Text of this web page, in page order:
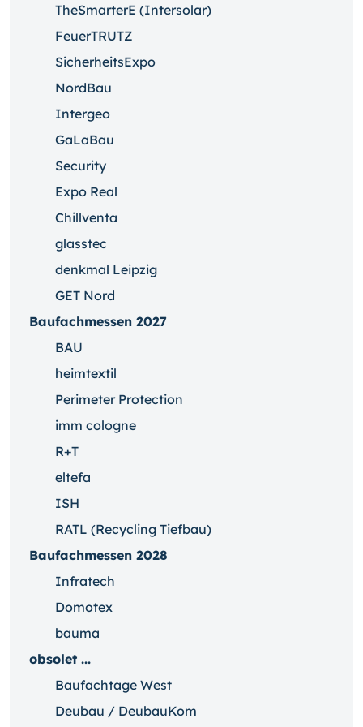
TheSmarterE (Intersolar)
FeuerTRUTZ
SicherheitsExpo
NordBau
Intergeo
GaLaBau
Security
Expo Real
Chillventa
glasstec
denkmal Leipzig
GET Nord
Baufachmessen 2027
BAU
heimtextil
Perimeter Protection
imm cologne
R+T
eltefa
ISH
RATL (Recycling Tiefbau)
Baufachmessen 2028
Infratech
Domotex
bauma
obsolet ...
Baufachtage West
Deubau / DeubauKom